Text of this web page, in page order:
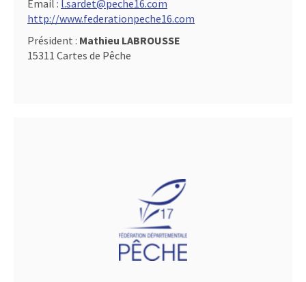
Email : l.sardet@peche16.com
http://www.federationpeche16.com
Président : Mathieu LABROUSSE
15311 Cartes de Pêche